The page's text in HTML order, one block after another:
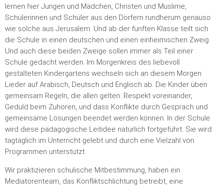
lernen hier Jungen und Mädchen, Christen und Muslime,
Schülerinnen und Schüler aus den Dörfern rundherum genauso
wie solche aus Jerusalem. Und ab der fünften Klasse teilt sich
die Schule in einen deutschen und einen einheimischen Zweig.
Und auch diese beiden Zweige sollen immer als Teil einer
Schule gedacht werden. Im Morgenkreis des liebevoll
gestalteten Kindergartens wechseln sich an diesem Morgen
Lieder auf Arabisch, Deutsch und Englisch ab. Die Kinder üben
gemeinsam Regeln, die allen gelten: Respekt voreinander,
Geduld beim Zuhören, und dass Konflikte durch Gespräch und
gemeinsame Lösungen beendet werden können. In der Schule
wird diese pädagogische Leitidee natürlich fortgeführt. Sie wird
tagtäglich im Unterricht gelebt und durch eine Vielzahl von
Programmen unterstützt.
Wir praktizieren schulische Mitbestimmung, haben ein
Mediatorenteam, das Konfliktschlichtung betreibt, eine